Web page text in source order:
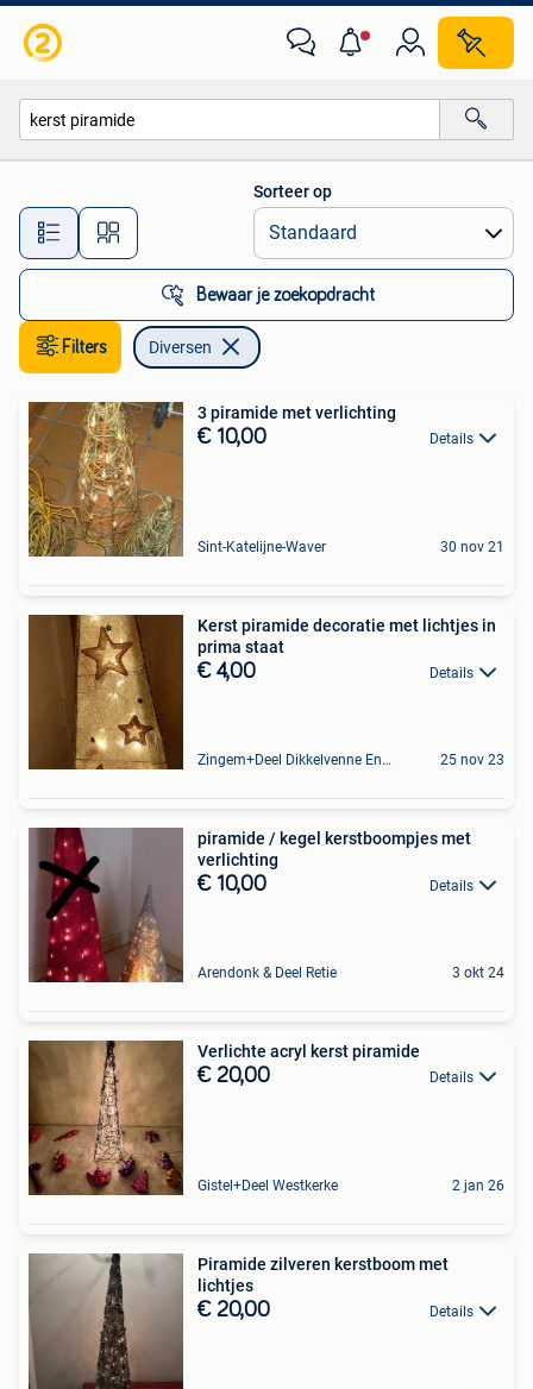
Alle afstanden…
Sorteer op
Bewaar je zoekopdracht
Filters Diversen
3 piramide met verlichting
€ 10,00 Details
Sint-Katelijne-Waver 30 nov 21
Kerst piramide decoratie met lichtjes in
prima staat
€ 4,00 Details
Zingem+Deel Dikkelvenne En Nederzwalm-Hermelgem 25 nov 23
piramide / kegel kerstboompjes met
verlichting
€ 10,00 Details
Arendonk & Deel Retie 3 okt 24
Verlichte acryl kerst piramide
€ 20,00 Details
Gistel+Deel Westkerke 2 jan 26
Piramide zilveren kerstboom met
lichtjes
€ 20,00 Details